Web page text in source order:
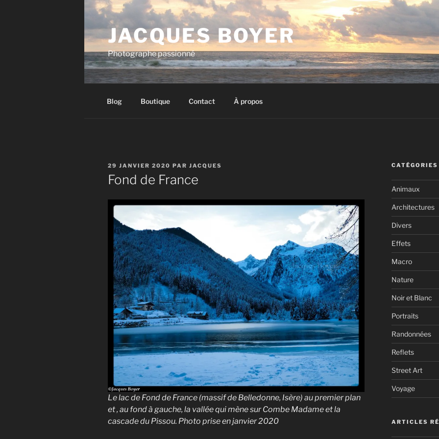
Aller
contenu
principalJACQUES BOYER
Photographe passionné
Blog Boutique Contact À propos
PUBLIÉ
LE
29 JANVIER 2020 PAR JACQUES
Fond de France
Le lac de Fond de France (massif de Belledonne, Isère) au premier plan
et , au fond à gauche, la vallée qui mène sur Combe Madame et la
cascade du Pissou. Photo prise en janvier 2020
CATÉGORIES
Animaux
Architectures
Divers
Effets
Macro
Nature
Noir et Blanc
Portraits
Randonnées
Reflets
Street Art
Voyage
ARTICLES